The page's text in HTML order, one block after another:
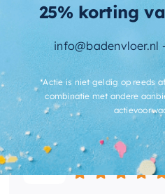
an
adjust the
but the best
quality
ons zeggen
Mary
25% korting
info@badenvloer.nl
*Actie is niet geldig op reeds
combinatie met andere